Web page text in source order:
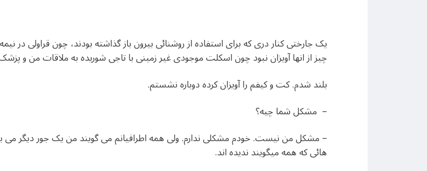
یک جارختی کنار دری که برای استفاده از روشنائی بیرون باز گذاشته بودند، چون قراولی در
چیز از انها آویزان نبود چون اسکلت موجودی غیر زمینی با تاجی شوریده به ملاقات من و
بلند شدم. کت و کیفم را آویزان کرده دوباره نشستم.
– مشکل شما چیه؟
– مشکل من نیست. خودم مشکلی ندارم. ولی همه اطرافیانم می گویند من یک جور دیگر
هائی که همه میگویند ندیده اند.